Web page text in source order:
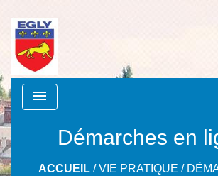
menu
Démarches en
ACCUEIL/VIE PRATIQUE /